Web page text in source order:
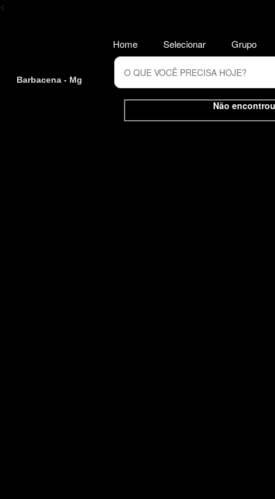
<
Barbacena - Mg
Não
Home Selecionar Grupo